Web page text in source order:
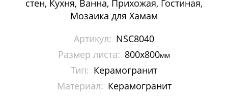
Мозаика Imagine Mosaic
Мозаика Irida
Мозаика Keramograd
Мозаика Mir Mosaic
стен, Кухня, Ванна, Прихожая, Гостиная,
Мозаика для Хамам
Артикул: NSC8040
Размер листа: 800x800мм
Тип: Керамогранит
Материал: Керамогранит